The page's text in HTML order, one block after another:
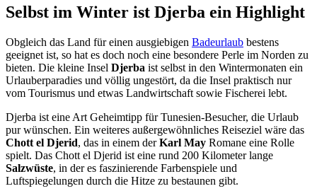
Selbst im Winter ist Djerba ein Highlight
Obgleich das Land für einen ausgiebigen Badeurlaub bestens
geeignet ist, so hat es doch noch eine besondere Perle im Norden zu
bieten. Die kleine Insel Djerba ist selbst in den Wintermonaten ein
Urlauberparadies und völlig ungestört, da die Insel praktisch nur
vom Tourismus und etwas Landwirtschaft sowie Fischerei lebt.
Djerba ist eine Art Geheimtipp für Tunesien-Besucher, die Urlaub
pur wünschen. Ein weiteres außergewöhnliches Reiseziel wäre das
Chott el Djerid, das in einem derKarl May Romane eine Rolle
spielt. Das Chott el Djerid ist eine rund 200 Kilometer lange
Salzwüste, in der es faszinierende Farbenspiele und
Luftspiegelungen durch die Hitze zu bestaunen gibt.